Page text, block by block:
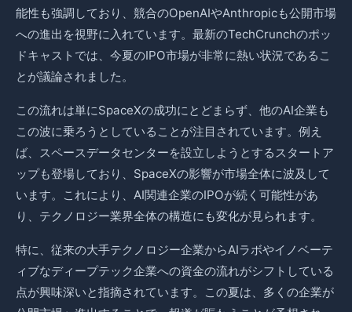
能性も強調しており、競合のOpenAIやAnthropicも公開市場
への進出を視野に入れています。最新のTechCrunchのポッ
ドキャストでは、今夏のIPO市場が非常に熱い状況であるこ
とが議論されました。
この流れは単にSpaceXの成功にとどまらず、他のAI企業も
この波に乗ろうとしていることが注目されています。例え
ば、スペースデータセンターを設立しようとするスタートア
ップも登場しており、SpaceXの影響が市場全体に波及して
います。これにより、AI関連企業のIPOが続く可能性があ
り、テクノロジー業界全体の構造にも変化が見られます。
特に、従来の大手テクノロジー企業からAIラボやイノベーテ
ィブなディープテック企業への資金の流れがシフトしている
点が興味深いと指摘されています。この夏は、多くの企業が